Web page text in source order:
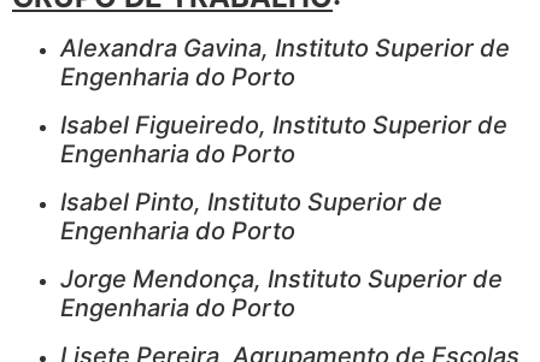
Alexandra Gavina, Instituto Superior de
Engenharia do Porto
Isabel Figueiredo, Instituto Superior de
Engenharia do Porto
Isabel Pinto, Instituto Superior de
Engenharia do Porto
Jorge Mendonça, Instituto Superior de
Engenharia do Porto
Lisete Pereira, Agrupamento de Escolas